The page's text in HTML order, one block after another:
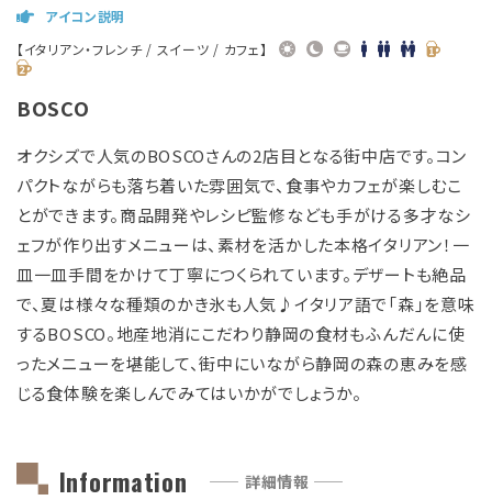
【イタリアン・フレンチ / スイーツ / カフェ】
アイコン説明
BOSCO
オクシズで人気のBOSCOさんの2店目となる街中店です。コン
パクトながらも落ち着いた雰囲気で、食事やカフェが楽しむこ
とができます。商品開発やレシピ監修なども手がける多才なシ
ェフが作り出すメニューは、素材を活かした本格イタリアン！一
皿一皿手間をかけて丁寧につくられています。デザートも絶品
で、夏は様々な種類のかき氷も人気♪イタリア語で「森」を意味
するBOSCO。地産地消にこだわり静岡の食材もふんだんに使
ったメニューを堪能して、街中にいながら静岡の森の恵みを感
じる食体験を楽しんでみてはいかがでしょうか。
Information —— 詳細情報 ——